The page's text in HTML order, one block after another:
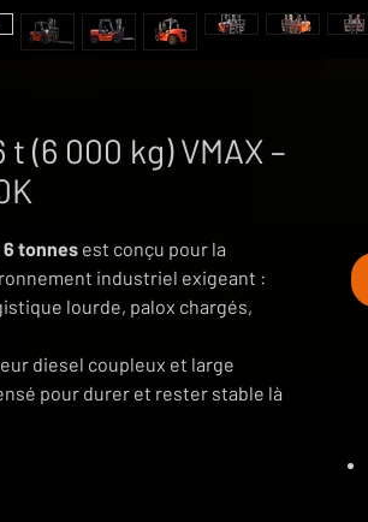
(6 000 kg) VMAX –
6 tonnes est conçu pour la
industriel exigeant :
lourde, palox chargés,
diesel coupleux et large
pour durer et rester stable là